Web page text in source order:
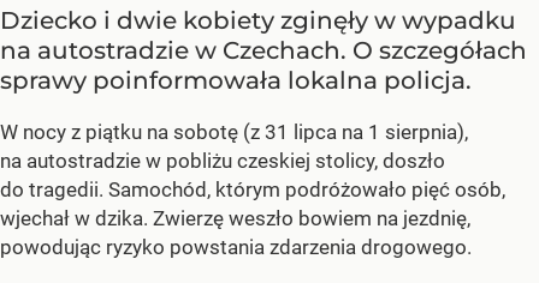
Dziecko i dwie kobiety zginęły w wypadku
na autostradzie w Czechach. O szczegółach
sprawy poinformowała lokalna policja.
W nocy z piątku na sobotę (z 31 lipca na 1 sierpnia),
na autostradzie w pobliżu czeskiej stolicy, doszło
do tragedii. Samochód, którym podróżowało pięć osób,
wjechał w dzika. Zwierzę weszło bowiem na jezdnię,
powodując ryzyko powstania zdarzenia drogowego.